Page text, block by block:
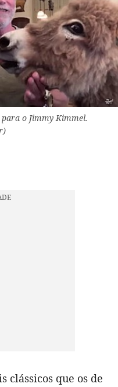
o Jimmy Kimmel.
clássicos que os de